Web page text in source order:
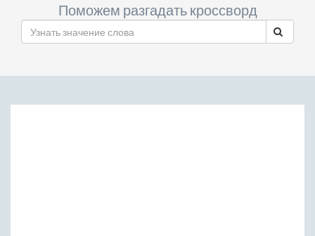
Поможем разгадать кроссворд